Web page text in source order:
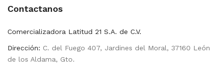
Contactanos
Comercializadora Latitud 21 S.A. de C.V.
Dirección: C. del Fuego 407, Jardines del Moral, 37160 León
de los Aldama, Gto.